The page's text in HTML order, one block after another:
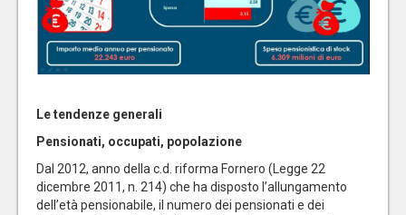
Le tendenze generali
Pensionati, occupati, popolazione
Dal 2012, anno della c.d. riforma Fornero (Legge 22
dicembre 2011, n. 214) che ha disposto l’allungamento
dell’età pensionabile, il numero dei pensionati e dei